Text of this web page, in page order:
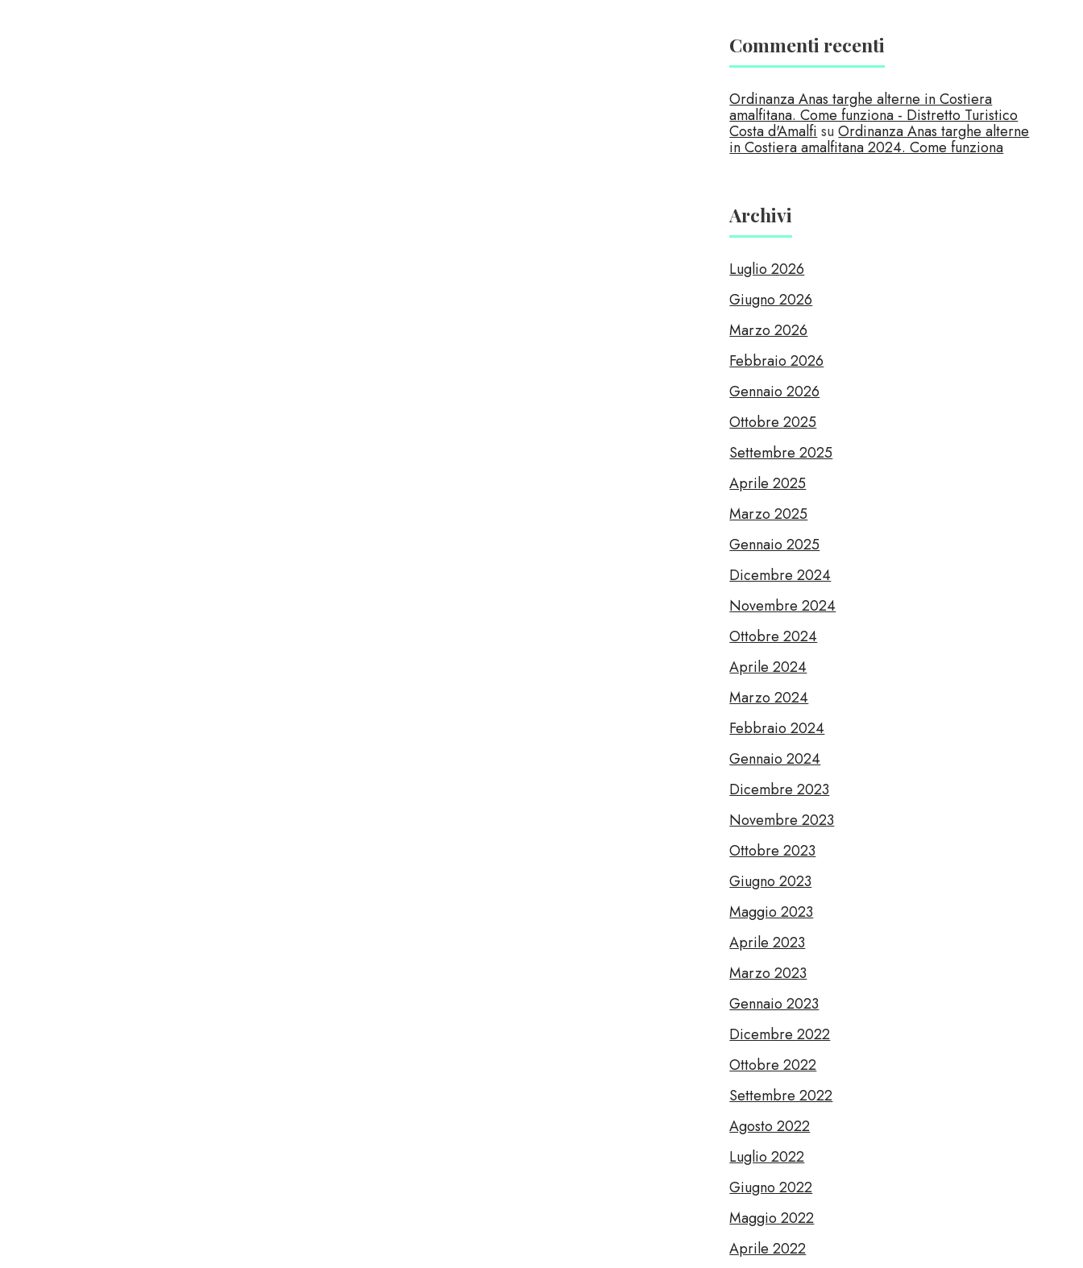
Commenti recenti
Ordinanza Anas targhe alterne in Costiera
amalfitana. Come funziona - Distretto Turistico
Costa d'Amalfi suOrdinanza Anas targhe alterne
in Costiera amalfitana 2024. Come funziona
Archivi
Luglio 2026
Giugno 2026
Marzo 2026
Febbraio 2026
Gennaio 2026
Ottobre 2025
Settembre 2025
Aprile 2025
Marzo 2025
Gennaio 2025
Dicembre 2024
Novembre 2024
Ottobre 2024
Aprile 2024
Marzo 2024
Febbraio 2024
Gennaio 2024
Dicembre 2023
Novembre 2023
Ottobre 2023
Giugno 2023
Maggio 2023
Aprile 2023
Marzo 2023
Gennaio 2023
Dicembre 2022
Ottobre 2022
Settembre 2022
Agosto 2022
Luglio 2022
Giugno 2022
Maggio 2022
Aprile 2022